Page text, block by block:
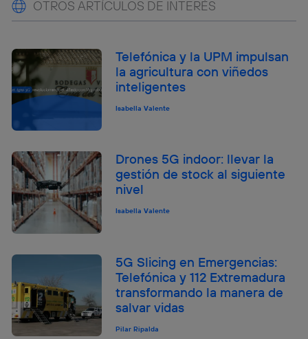
OTROS ARTÍCULOS DE INTERÉS
Telefónica y la UPM impulsan
la agricultura con viñedos
inteligentes
Isabella Valente
Drones 5G indoor: llevar la
gestión de stock al siguiente
nivel
Isabella Valente
5G Slicing en Emergencias:
Telefónica y 112 Extremadura
transformando la manera de
salvar vidas
Pilar Ripalda